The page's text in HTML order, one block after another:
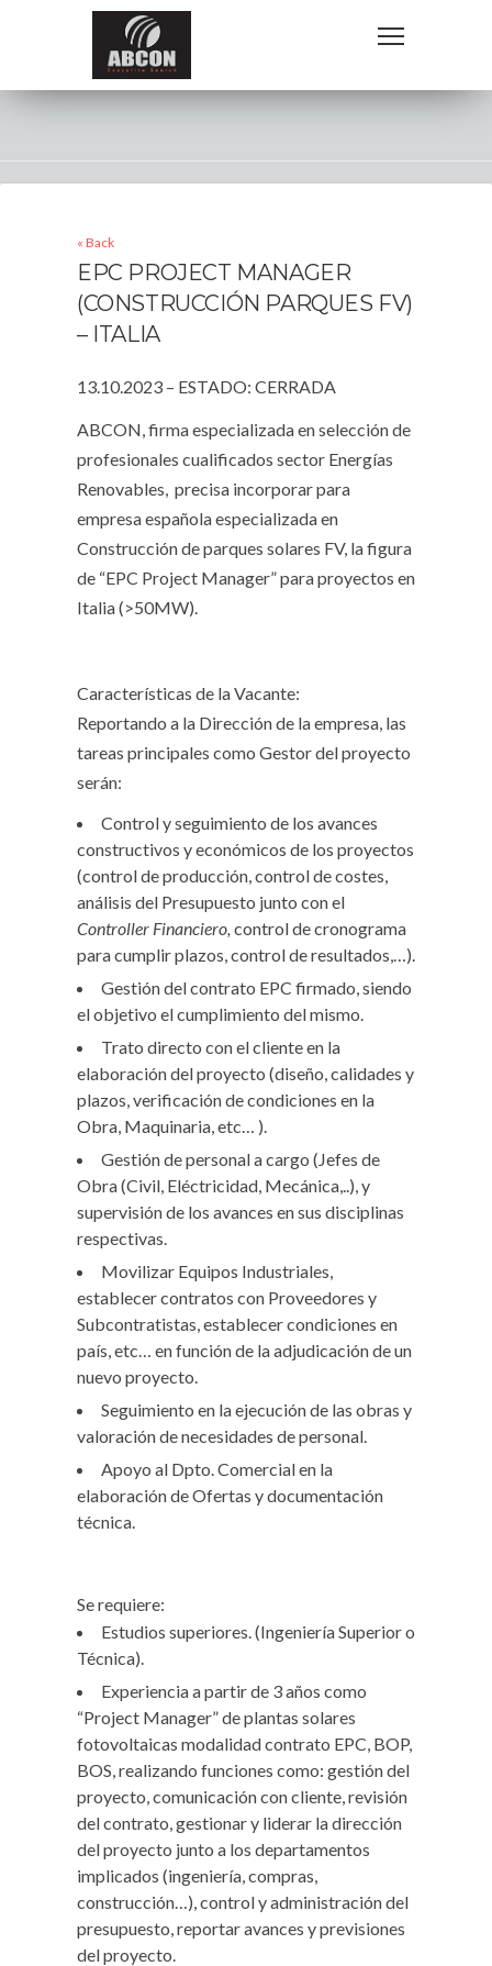
« Back
EPC PROJECT MANAGER
(CONSTRUCCIÓN PARQUES FV)
– ITALIA
13.10.2023 – ESTADO: CERRADA
ABCON, firma especializada en selección de
profesionales cualificados sector Energías
Renovables, precisa incorporar para
empresa española especializada en
Construcción de parques solares FV, la figura
de “EPC Project Manager” para proyectos en
Italia (>50MW).
Características de la Vacante:
Reportando a la Dirección de la empresa, las
tareas principales como Gestor del proyecto
serán:
Control y seguimiento de los avances
constructivos y económicos de los proyectos
(control de producción, control de costes,
análisis del Presupuesto junto con el
Controller Financiero, control de cronograma
para cumplir plazos, control de resultados,…).
Gestión del contrato EPC firmado, siendo
el objetivo el cumplimiento del mismo.
Trato directo con el cliente en la
elaboración del proyecto (diseño, calidades y
plazos, verificación de condiciones en la
Obra, Maquinaria, etc… ).
Gestión de personal a cargo (Jefes de
Obra (Civil, Eléctricidad, Mecánica,..), y
supervisión de los avances en sus disciplinas
respectivas.
Movilizar Equipos Industriales,
establecer contratos con Proveedores y
Subcontratistas, establecer condiciones en
país, etc… en función de la adjudicación de un
nuevo proyecto.
Seguimiento en la ejecución de las obras y
valoración de necesidades de personal.
Apoyo al Dpto. Comercial en la
elaboración de Ofertas y documentación
técnica.
Se requiere:
Estudios superiores. (Ingeniería Superior o
Técnica).
Experiencia a partir de 3 años como
“Project Manager” de plantas solares
fotovoltaicas modalidad contrato EPC, BOP,
BOS, realizando funciones como: gestión del
proyecto, comunicación con cliente, revisión
del contrato, gestionar y liderar la dirección
del proyecto junto a los departamentos
implicados (ingeniería, compras,
construcción…), control y administración del
presupuesto, reportar avances y previsiones
del proyecto.